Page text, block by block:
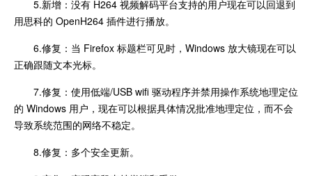
5.新增：没有 H264 视频解码平台支持的用户现在可以回退到
用思科的 OpenH264 插件进行播放。
6.修复：当 Firefox 标题栏可见时，Windows 放大镜现在可以
正确跟随文本光标。
7.修复：使用低端/USB wifi 驱动程序并禁用操作系统地理定位
的 Windows 用户，现在可以根据具体情况批准地理定位，而不会
导致系统范围的网络不稳定。
8.修复：多个安全更新。